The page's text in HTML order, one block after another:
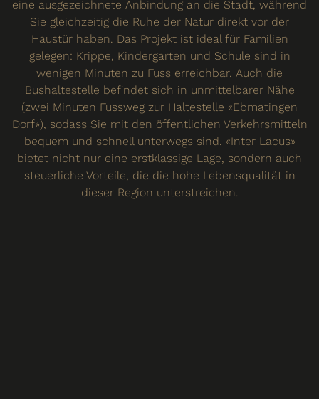
eine ausgezeichnete Anbindung an die Stadt, während
Sie gleichzeitig die Ruhe der Natur direkt vor der
Haustür haben. Das Projekt ist ideal für Familien
gelegen: Krippe, Kindergarten und Schule sind in
wenigen Minuten zu Fuss erreichbar. Auch die
Bushaltestelle befindet sich in unmittelbarer Nähe
(zwei Minuten Fussweg zur Haltestelle «Ebmatingen
Dorf»), sodass Sie mit den öffentlichen Verkehrsmitteln
bequem und schnell unterwegs sind. «Inter Lacus»
bietet nicht nur eine erstklassige Lage, sondern auch
steuerliche Vorteile, die die hohe Lebensqualität in
dieser Region unterstreichen.